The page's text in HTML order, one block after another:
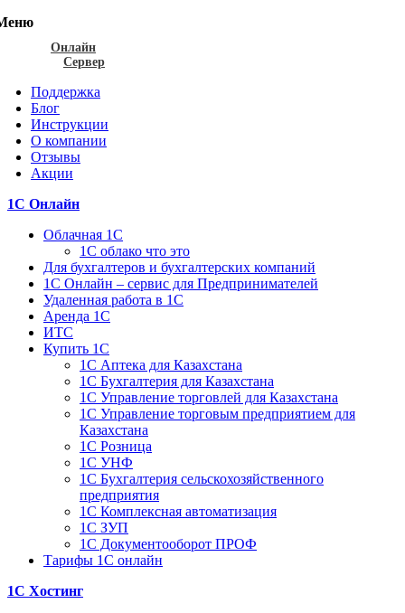
Онлайн
Сервер
Поддержка
Блог
Инструкции
О компании
Отзывы
Акции
1С Онлайн
Облачная 1С
1C облако что это
Для бухгалтеров и бухгалтерских компаний
1C Онлайн – сервис для Предпринимателей
Удаленная работа в 1С
Аренда 1С
ИТС
Купить 1С
1С Аптека для Казахстана
1С Бухгалтерия для Казахстана
1С Управление торговлей для Казахстана
1С Управление торговым предприятием для
Казахстана
1С Розница
1С УНФ
1С Бухгалтерия сельскохозяйственного
предприятия
1С Комплексная автоматизация
1С ЗУП
1С Документооборот ПРОФ
Тарифы 1С онлайн
1С Хостинг